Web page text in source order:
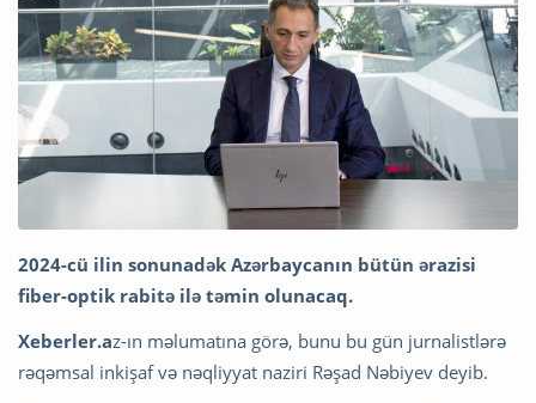
2024-cü ilin sonunadək Azərbaycanın bütün ərazisi
fiber-optik rabitə ilə təmin olunacaq.
Xeberler.az-ın məlumatına görə, bunu bu gün jurnalistlərə
rəqəmsal inkişaf və nəqliyyat naziri Rəşad Nəbiyev deyib.